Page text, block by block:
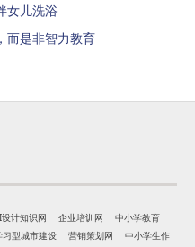
女儿洗浴
而是非智力教育
设计知识网 企业培训网
中小学教育
习型城市建设 营销策划网
中小学生作